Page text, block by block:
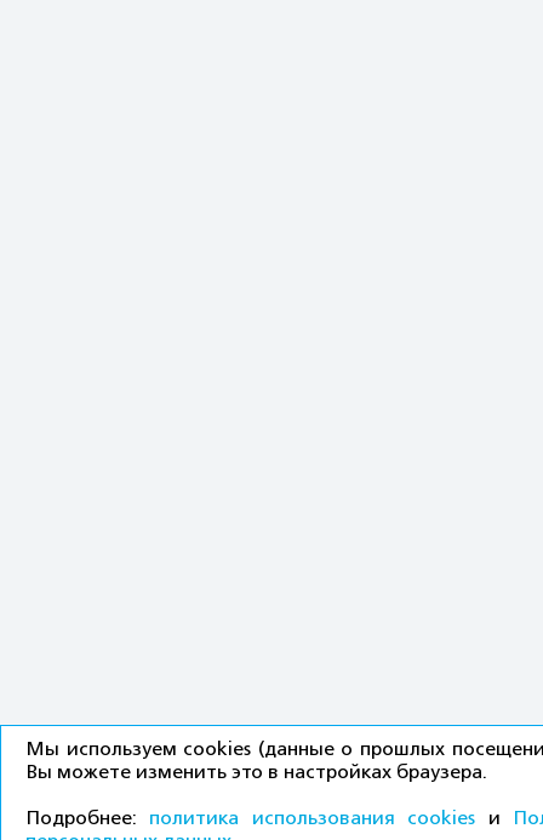
Мы используем cookies (данные о прошлых
Вы можете изменить это в настройках браузера.
Подробнее: политика использования cookies и